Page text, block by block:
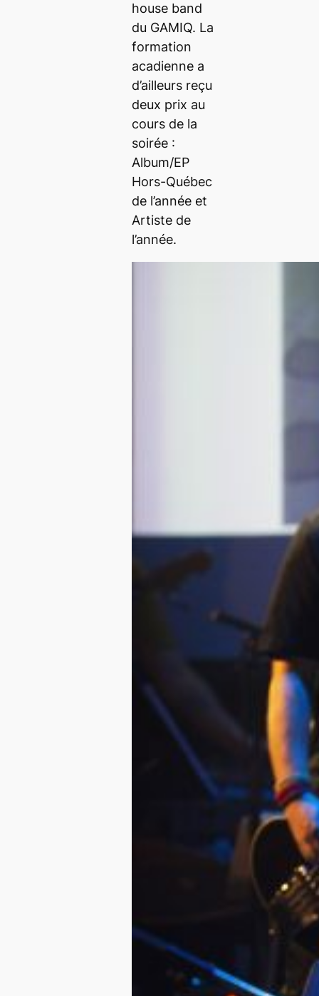
house band
du GAMIQ. La
formation
acadienne a
d’ailleurs reçu
deux prix au
cours de la
soirée :
Album/EP
Hors-Québec
de l’année et
Artiste de
l’année.